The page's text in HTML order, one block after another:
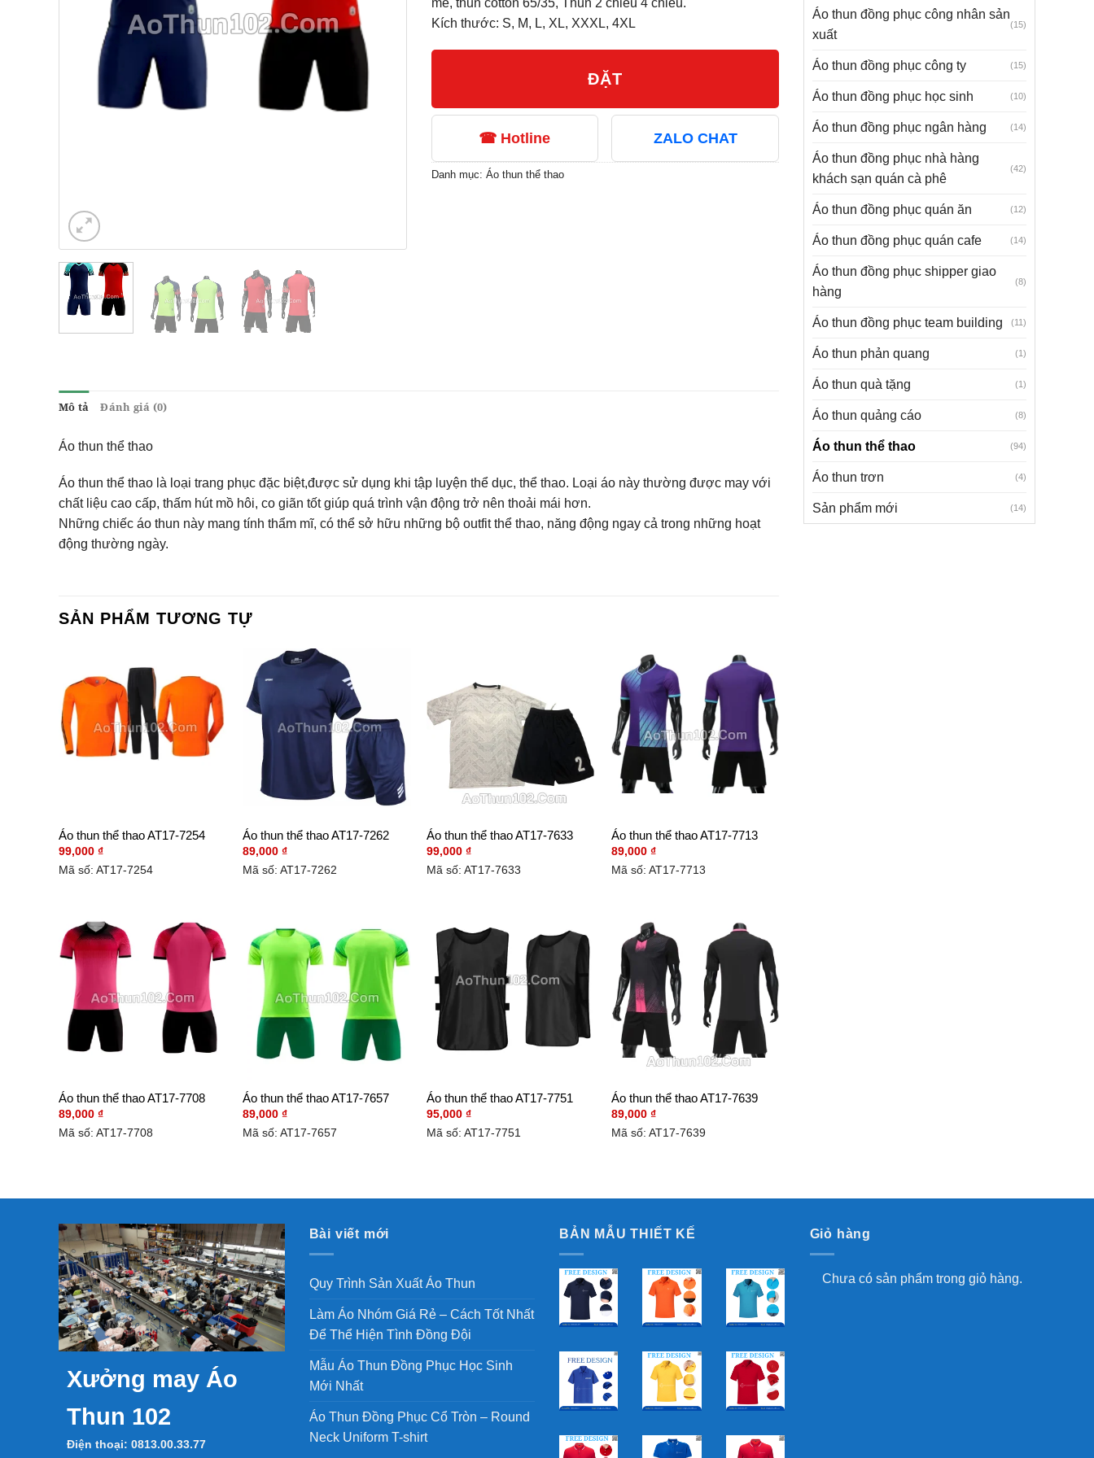
Áo thun đồng phục công nhân sản
xuất
(15)
Áo thun đồng phục công ty (15)
Áo thun đồng phục học sinh (10)
Áo thun đồng phục ngân hàng (14)
Áo thun đồng phục nhà hàng
khách sạn quán cà phê
(42)
Áo thun đồng phục quán ăn (12)
Áo thun đồng phục quán cafe (14)
Áo thun đồng phục shipper giao
hàng
(8)
Áo thun đồng phục team building (11)
Áo thun phản quang (1)
Áo thun quà tặng (1)
Áo thun quảng cáo (8)
Áo thun thể thao (94)
Áo thun trơn (4)
Sản phẩm mới (14)
Kích thước: S, M, L, XL, XXXL, 4XL
ĐẶT
☎ Hotline ZALO CHAT
Danh mục: Áo thun thể thao
Mô tả Đánh giá (0)
Áo thun thể thao
Áo thun thể thao là loại trang phục đặc biệt,được sử dụng khi tập luyện thể dục, thể thao. Loại áo này thường được may với
chất liệu cao cấp, thấm hút mồ hôi, co giãn tốt giúp quá trình vận động trở nên thoải mái hơn.
Những chiếc áo thun này mang tính thẩm mĩ, có thể sở hữu những bộ outfit thể thao, năng động ngay cả trong những hoạt
động thường ngày.
SẢN PHẨM TƯƠNG TỰ
Áo thun thể thao AT17-7254
99,000 ₫
Mã số: AT17-7254
Áo thun thể thao AT17-7262
89,000₫
Mã số: AT17-7262
Áo thun thể thao AT17-7633
99,000₫
Mã số: AT17-7633
Áo thun thể thao AT17-7713
89,000 ₫
Mã số: AT17-7713
Áo thun thể thao AT17-7708
89,000 ₫
Mã số: AT17-7708
Áo thun thể thao AT17-7657
89,000₫
Mã số: AT17-7657
Áo thun thể thao AT17-7751
95,000₫
Mã số: AT17-7751
Áo thun thể thao AT17-7639
89,000 ₫
Mã số: AT17-7639
Xưởng may Áo
Thun 102
Điện thoại: 0813.00.33.77
Bài viết mới
Quy Trình Sản Xuất Áo Thun
Làm Áo Nhóm Giá Rẻ – Cách Tốt Nhất
Để Thể Hiện Tình Đồng Đội
Mẫu Áo Thun Đồng Phục Học Sinh
Mới Nhất
Áo Thun Đồng Phục Cổ Tròn – Round
Neck Uniform T-shirt
BẢN MẪU THIẾT KẾ Giỏ hàng
Chưa có sản phẩm trong giỏ hàng.